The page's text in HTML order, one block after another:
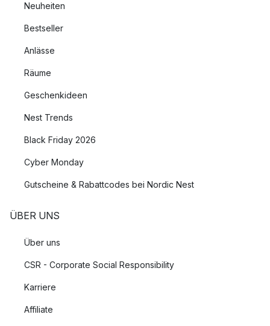
Neuheiten
Bestseller
Anlässe
Räume
Geschenkideen
Nest Trends
Black Friday 2026
Cyber Monday
Gutscheine & Rabattcodes bei Nordic Nest
ÜBER UNS
Über uns
CSR - Corporate Social Responsibility
Karriere
Affiliate